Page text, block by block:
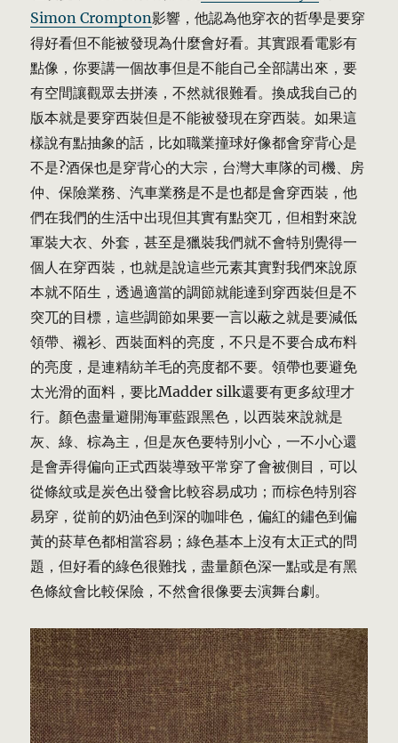
Simon Crompton影響，他認為他穿衣的哲學是要穿
得好看但不能被發現為什麼會好看。其實跟看電影有
點像，你要講一個故事但是不能自己全部講出來，要
有空間讓觀眾去拼湊，不然就很難看。換成我自己的
版本就是要穿西裝但是不能被發現在穿西裝。如果這
樣說有點抽象的話，比如職業撞球好像都會穿背心是
不是?酒保也是穿背心的大宗，台灣大車隊的司機、房
仲、保險業務、汽車業務是不是也都是會穿西裝，他
們在我們的生活中出現但其實有點突兀，但相對來說
軍裝大衣、外套，甚至是獵裝我們就不會特別覺得一
個人在穿西裝，也就是說這些元素其實對我們來說原
本就不陌生，透過適當的調節就能達到穿西裝但是不
突兀的目標，這些調節如果要一言以蔽之就是要減低
領帶、襯衫、西裝面料的亮度，不只是不要合成布料
的亮度，是連精紡羊毛的亮度都不要。領帶也要避免
太光滑的面料，要比Madder silk還要有更多紋理才
行。顏色盡量避開海軍藍跟黑色，以西裝來說就是
灰、綠、棕為主，但是灰色要特別小心，一不小心還
是會弄得偏向正式西裝導致平常穿了會被側目，可以
從條紋或是炭色出發會比較容易成功；而棕色特別容
易穿，從前的奶油色到深的咖啡色，偏紅的鏽色到偏
黃的菸草色都相當容易；綠色基本上沒有太正式的問
題，但好看的綠色很難找，盡量顏色深一點或是有黑
色條紋會比較保險，不然會很像要去演舞台劇。